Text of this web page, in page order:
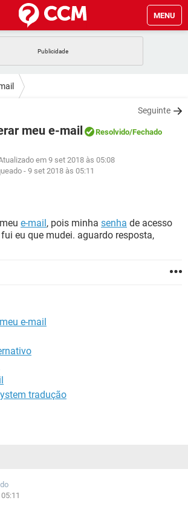
MENU
GMAIL
GMAIL
WHATSAPP
EXCEL
WHATSAPP
GMAIL
EXCEL
Seguinte
meu e-mail Resolvido/Fechado
em 9 set 2018 às 05:08
-9 set 2018 às 05:11
e-mail, pois minha senha de acesso
eu que mudei. aguardo resposta,
e-mail
tradução